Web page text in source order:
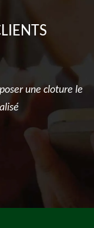
une cloture le